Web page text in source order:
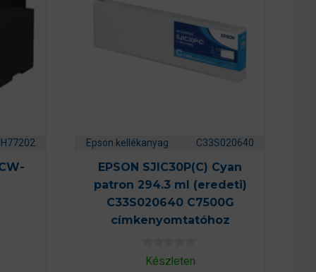
Epson kellékanyag C33S020640
EPSON SJIC30P(C) Cyan
patron 294.3 ml (eredeti)
C33S020640 C7500G
címkenyomtatóhoz
0
aKészleten